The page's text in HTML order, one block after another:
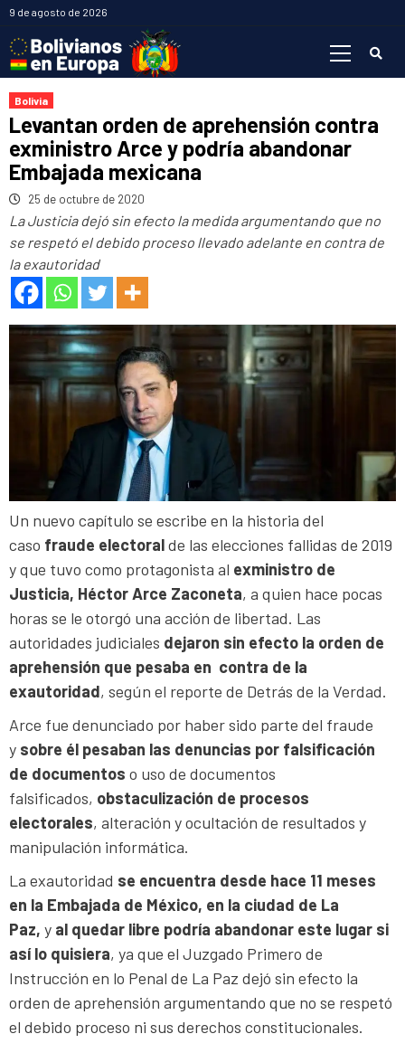
Saltar
contenido
9 de agosto de 2026
Bolivia
Levantan orden de aprehensión contra
exministro Arce y podría abandonar
Embajada mexicana
25 de octubre de 2020
La Justicia dejó sin efecto la medida argumentando que no
se respetó el debido proceso llevado adelante en contra de
la exautoridad
Un nuevo capítulo se escribe en la historia del
caso fraude electoralde las elecciones fallidas de 2019
y que tuvo como protagonista al exministro de
Justicia, Héctor Arce Zaconeta, a quien hace pocas
horas se le otorgó una acción de libertad. Las
autoridades judiciales dejaron sin efecto la orden de
aprehensión que pesaba en contra de la
exautoridad, según el reporte de Detrás de la Verdad.
Arce fue denunciado por haber sido parte del fraude
y sobre él pesaban las denuncias por falsificación
de documentos o uso de documentos
falsificados, obstaculización de procesos
electorales, alteración y ocultación de resultados y
manipulación informática.
La exautoridad se encuentra desde hace 11 meses
en la Embajada de México, en la ciudad de La
Paz, y al quedar libre podría abandonar este lugar si
así lo quisiera, ya que el Juzgado Primero de
Instrucción en lo Penal de La Paz dejó sin efecto la
orden de aprehensión argumentando que no se respetó
el debido proceso ni sus derechos constitucionales.